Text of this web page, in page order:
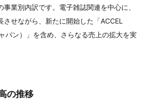
業別内訳です。電子雑誌関連を中心に、
させながら、新たに開始した「ACCEL
パン）」を含め、さらなる売上の拡大を実
の推移